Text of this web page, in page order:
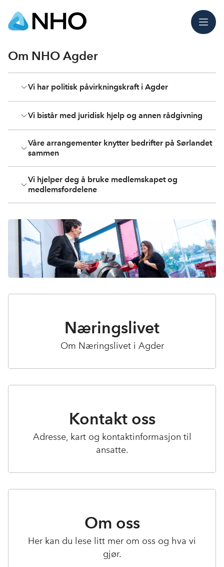
Meny
Om NHO Agder
Vi har politisk påvirkningskraft i Agder
Vi bistår med juridisk hjelp og annen rådgivning
Våre arrangementer knytter bedrifter på Sørlandet
sammen
Vi hjelper deg å bruke medlemskapet og
medlemsfordelene
Næringslivet
Om Næringslivet i Agder
Kontakt oss
Adresse, kart og kontaktinformasjon til
ansatte.
Om oss
Her kan du lese litt mer om oss og hva vi
gjør.